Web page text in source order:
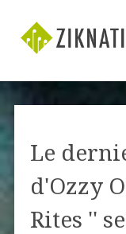
Le
d'Ozzy
Rites ''